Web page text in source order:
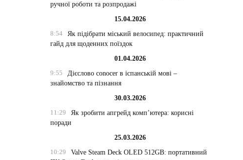
ручної роботи та розпродажі
15.04.2026
8:54
Як підібрати міський велосипед: практичний
гайд для щоденних поїздок
01.04.2026
9:55
Дієслово conocer в іспанській мові –
знайомство та пізнання
30.03.2026
11:29
Як зробити апгрейд комп’ютера: корисні
поради
25.03.2026
10:29
Valve Steam Deck OLED 512GB: портативний